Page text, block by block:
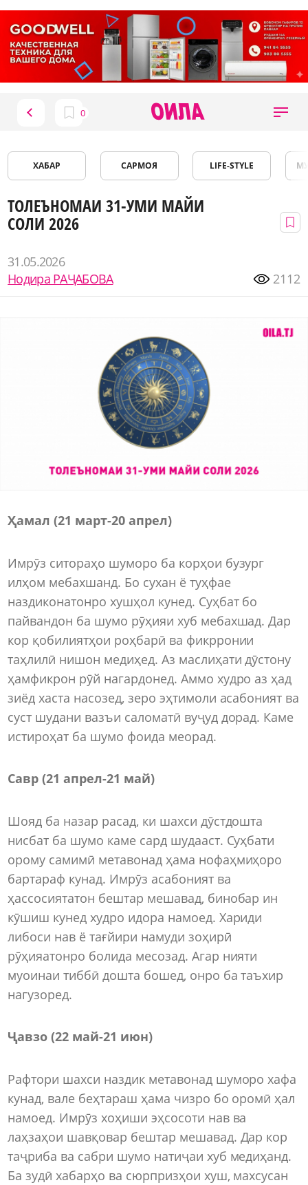
ХАБАР САРМОЯ LIFE-STYLE
ТОЛЕЪНОМАИ 31-УМИ МАЙИ
СОЛИ 2026
31.05.2026
Нодира РАҶАБОВА
2112
Ҳамал (21 март-20 апрел)
Имрӯз ситораҳо шуморо ба корҳои бузург
илҳом мебахшанд. Бо сухан ё туҳфае
наздиконатонро хушҳол кунед. Суҳбат бо
пайвандон ба шумо рӯҳияи хуб мебахшад. Дар
кор қобилиятҳои роҳбарӣ ва фикрронии
таҳлилӣ нишон медиҳед. Аз маслиҳати дӯстону
ҳамфикрон рӯй нагардонед. Аммо худро аз ҳад
зиёд хаста насозед, зеро эҳтимоли асабоният ва
суст шудани вазъи саломатӣ вуҷуд дорад. Каме
истироҳат ба шумо фоида меорад.
Савр (21 апрел-21 май)
Шояд ба назар расад, ки шахси дӯстдошта
нисбат ба шумо каме сард шудааст. Суҳбати
орому самимӣ метавонад ҳама нофаҳмиҳоро
бартараф кунад. Имрӯз асабоният ва
ҳассосиятатон бештар мешавад, бинобар ин
кӯшиш кунед худро идора намоед. Хариди
либоси нав ё тағйири намуди зоҳирӣ
рӯҳияатонро болида месозад. Агар нияти
муоинаи тиббӣ дошта бошед, онро ба таъхир
нагузоред.
Ҷавзо (22 май-21 июн)
Рафтори шахси наздик метавонад шуморо хафа
кунад, вале беҳтараш ҳама чизро бо оромӣ ҳал
намоед. Имрӯз хоҳиши эҳсосоти нав ва
лаҳзаҳои шавқовар бештар мешавад. Дар кор
таҷриба ва сабри шумо натиҷаи хуб медиҳанд.
Ба зудӣ хабарҳо ва сюрпризҳои хуш, махсусан